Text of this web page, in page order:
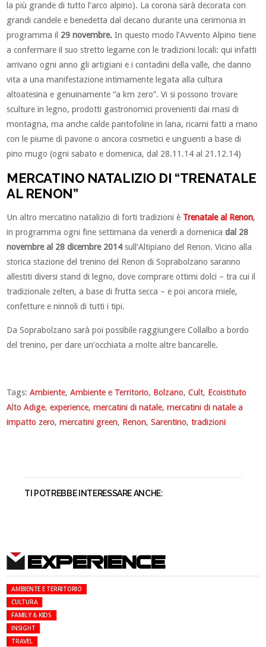
la più grande di tutto l’arco alpino). La corona sarà decorata con
grandi candele e benedetta dal decano durante una cerimonia in
programma il 29 novembre. In questo modo l’Avvento Alpino tiene
a confermare il suo stretto legame con le tradizioni locali: qui infatti
arrivano ogni anno gli artigiani e i contadini della valle, che danno
vita a una manifestazione intimamente legata alla cultura
altoatesina e genuinamente “a km zero”. Vi si possono trovare
sculture in legno, prodotti gastronomici provenienti dai masi di
montagna, ma anche calde pantofoline in lana, ricami fatti a mano
con le piume di pavone o ancora cosmetici e unguenti a base di
pino mugo (ogni sabato e domenica, dal 28.11.14 al 21.12.14)
MERCATINO NATALIZIO DI “TRENATALE
AL RENON”
Un altro mercatino natalizio di forti tradizioni è Trenatale al Renon,
in programma ogni fine settimana da venerdì a domenicadal 28
novembre al 28 dicembre 2014sull’Altipiano del Renon. Vicino alla
storica stazione del trenino del Renon di Soprabolzano saranno
allestiti diversi stand di legno, dove comprare ottimi dolci – tra cui il
tradizionale zelten, a base di frutta secca – e poi ancora miele,
confetture e ninnoli di tutti i tipi.
Da Soprabolzano sarà poi possibile raggiungere Collalbo a bordo
del trenino, per dare un’occhiata a molte altre bancarelle.
Tags:Ambiente,Ambiente e Territorio, Bolzano,Cult, Ecoistituto
Alto Adige,experience,mercatini di natale,mercatini di natale a
impatto zero,mercatini green, Renon,Sarentino,tradizioni
TI POTREBBE INTERESSARE ANCHE:
EXPERIENCE
AMBIENTE E TERRITORIO
CULTURA
FAMILY & KIDS
INSIGHT
TRAVEL